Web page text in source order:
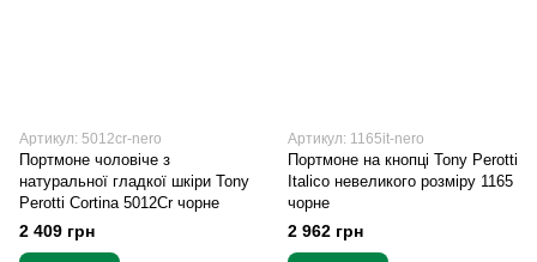
Артикул: 5012cr-nero
Портмоне чоловіче з
натуральної гладкої шкіри Tony
Perotti Cortina 5012Cr чорне
2 409 грн
Артикул: 1165it-nero
Портмоне на кнопці Tony Perotti
Italico невеликого розміру 1165
чорне
2 962 грн